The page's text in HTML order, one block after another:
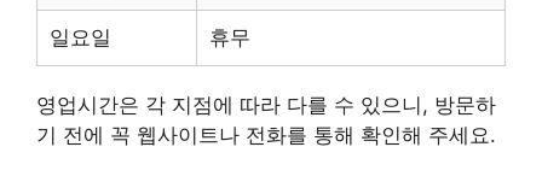
일요일 휴무
영업시간은 각 지점에 따라 다를 수 있으니, 방문하
기 전에 꼭 웹사이트나 전화를 통해 확인해 주세요.